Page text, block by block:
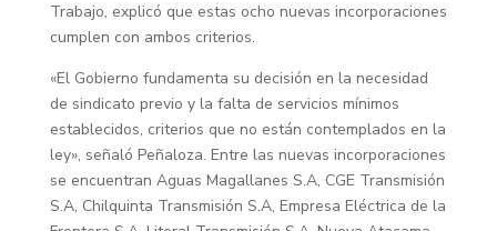
Trabajo, explicó que estas ocho nuevas incorporaciones
cumplen con ambos criterios.
«El Gobierno fundamenta su decisión en la necesidad
de sindicato previo y la falta de servicios mínimos
establecidos, criterios que no están contemplados en la
ley», señaló Peñaloza. Entre las nuevas incorporaciones
se encuentran Aguas Magallanes S.A, CGE Transmisión
S.A, Chilquinta Transmisión S.A, Empresa Eléctrica de la